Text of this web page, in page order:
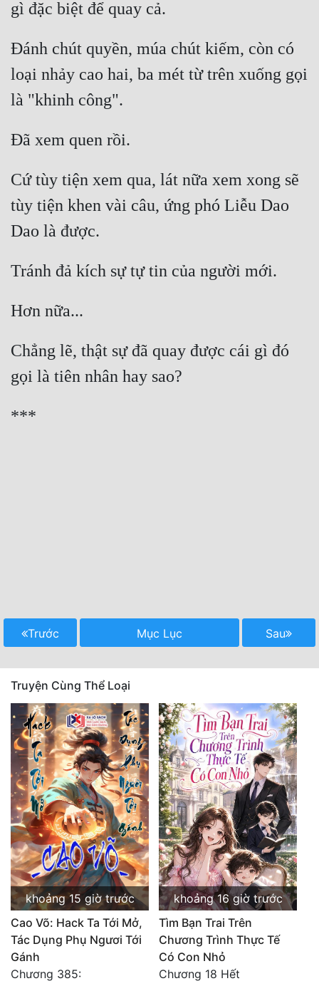
Đánh chút quyền, múa chút kiếm, còn có
loại nhảy cao hai, ba mét từ trên xuống gọi
Cứ tùy tiện xem qua, lát nữa xem xong sẽ
tùy tiện khen vài câu, ứng phó Liễu Dao
Chẳng lẽ, thật sự đã quay được cái gì đó
Trước Mục Lục Sau
Truyện Cùng Thể Loại
khoảng 15 giờ trước
Cao Võ: Hack Ta Tới Mở,
Tác Dụng Phụ Ngươi Tới
Gánh
Chương 385:
khoảng 16 giờ trước
Tìm Bạn Trai Trên
Chương Trình Thực Tế
Có Con Nhỏ
Chương 18 Hết